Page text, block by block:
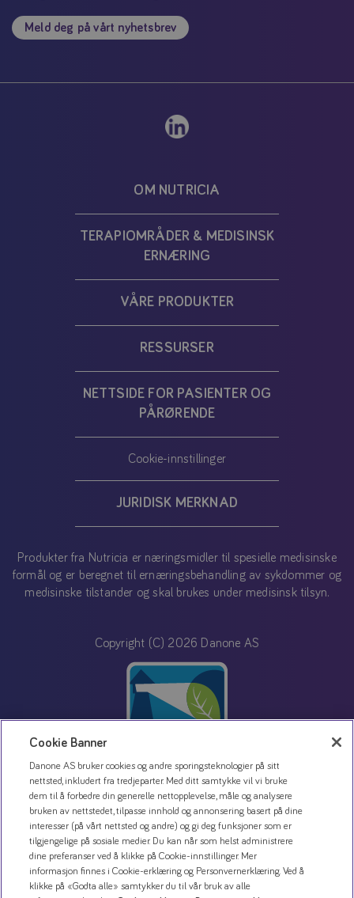
Meld deg på vårt nyhetsbrev
OM NUTRICIA
TERAPIOMRÅDER & MEDISINSK
ERNÆRING
VÅRE PRODUKTER
RESSURSER
NETTSIDE FOR PASIENTER OG
PÅRØRENDE
Cookie-innstillinger
JURIDISK MERKNAD
Produkter fra Nutricia er næringsmidler til spesielle medisinske
formål og er beregnet til ernæringsbehandling av sykdommer og
medisinske tilstander og skal brukes under medisinsk tilsyn.
Copyright (C) 2026 Danone AS
Kontakt oss
Personvernerklæring
Bruk av informasjonskapsler
Åpenhetsloven
Cookie Banner
Danone AS bruker cookies og andre sporingsteknologier på sitt
nettsted, inkludert fra tredjeparter. Med ditt samtykke vil vi bruke
dem til å forbedre din generelle nettopplevelse, måle og analysere
bruken av nettstedet, tilpasse innhold og annonsering basert på dine
interesser (på vårt nettsted og andre) og gi deg funksjoner som er
tilgjengelige på sosiale medier. Du kan når som helst administrere
dine preferanser ved å klikke på Cookie-innstillinger. Mer
informasjon finnes i Cookie-erklæring og Personvernerklæring. Ved å
klikke på «Godta alle» samtykker du til vår bruk av alle